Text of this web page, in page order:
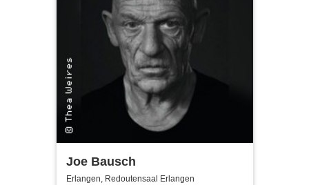
Joe Bausch
Erlangen, Redoutensaal Erlangen